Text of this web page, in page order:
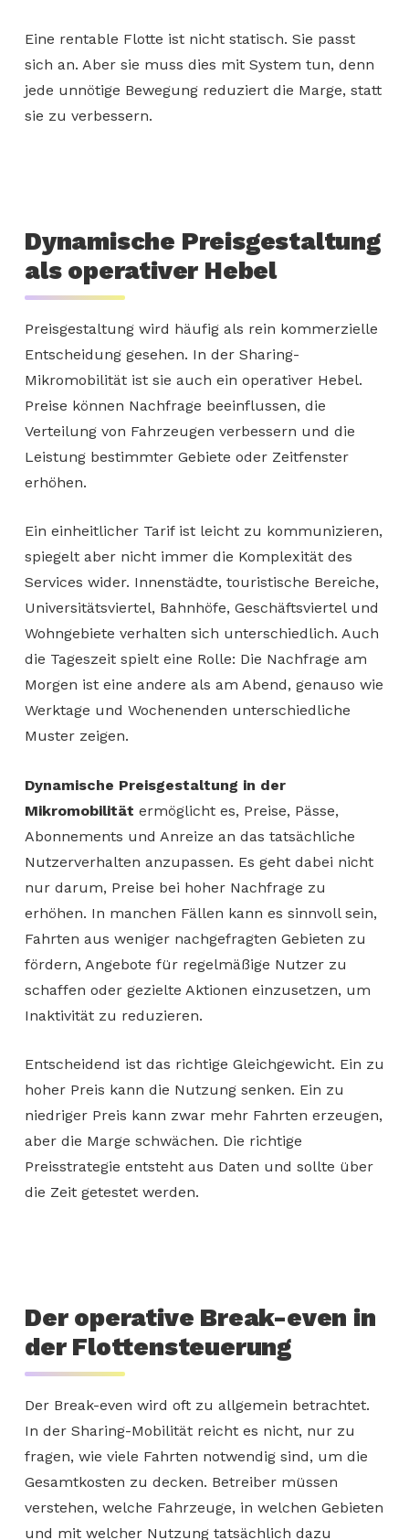
Eine rentable Flotte ist nicht statisch. Sie passt
sich an. Aber sie muss dies mit System tun, denn
jede unnötige Bewegung reduziert die Marge, statt
sie zu verbessern.
Dynamische Preisgestaltung
als operativer Hebel
Preisgestaltung wird häufig als rein kommerzielle
Entscheidung gesehen. In der Sharing-
Mikromobilität ist sie auch ein operativer Hebel.
Preise können Nachfrage beeinflussen, die
Verteilung von Fahrzeugen verbessern und die
Leistung bestimmter Gebiete oder Zeitfenster
erhöhen.
Ein einheitlicher Tarif ist leicht zu kommunizieren,
spiegelt aber nicht immer die Komplexität des
Services wider. Innenstädte, touristische Bereiche,
Universitätsviertel, Bahnhöfe, Geschäftsviertel und
Wohngebiete verhalten sich unterschiedlich. Auch
die Tageszeit spielt eine Rolle: Die Nachfrage am
Morgen ist eine andere als am Abend, genauso wie
Werktage und Wochenenden unterschiedliche
Muster zeigen.
Dynamische Preisgestaltung in der
Mikromobilität ermöglicht es, Preise, Pässe,
Abonnements und Anreize an das tatsächliche
Nutzerverhalten anzupassen. Es geht dabei nicht
nur darum, Preise bei hoher Nachfrage zu
erhöhen. In manchen Fällen kann es sinnvoll sein,
Fahrten aus weniger nachgefragten Gebieten zu
fördern, Angebote für regelmäßige Nutzer zu
schaffen oder gezielte Aktionen einzusetzen, um
Inaktivität zu reduzieren.
Entscheidend ist das richtige Gleichgewicht. Ein zu
hoher Preis kann die Nutzung senken. Ein zu
niedriger Preis kann zwar mehr Fahrten erzeugen,
aber die Marge schwächen. Die richtige
Preisstrategie entsteht aus Daten und sollte über
die Zeit getestet werden.
Der operative Break-even in
der Flottensteuerung
Der Break-even wird oft zu allgemein betrachtet.
In der Sharing-Mobilität reicht es nicht, nur zu
fragen, wie viele Fahrten notwendig sind, um die
Gesamtkosten zu decken. Betreiber müssen
verstehen, welche Fahrzeuge, in welchen Gebieten
und mit welcher Nutzung tatsächlich dazu